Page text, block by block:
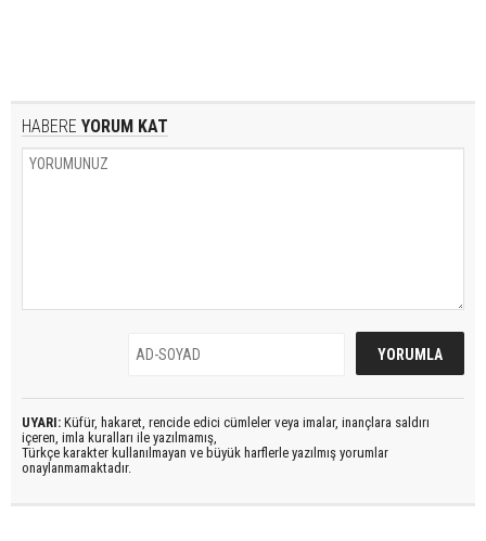
HABERE YORUM KAT
UYARI: Küfür, hakaret, rencide edici cümleler veya imalar, inançlara saldırı
içeren, imla kuralları ile yazılmamış,
Türkçe karakter kullanılmayan ve büyük harflerle yazılmış yorumlar
onaylanmamaktadır.